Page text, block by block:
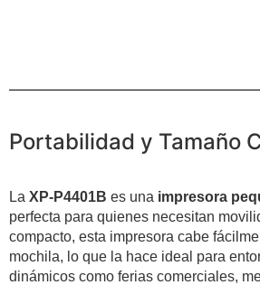
Portabilidad y Tamaño
La XP-P4401B es una impresora
perfecta para quienes necesitan
compacto, esta impresora cabe
mochila, lo que la hace ideal para
dinámicos como ferias comerciales,